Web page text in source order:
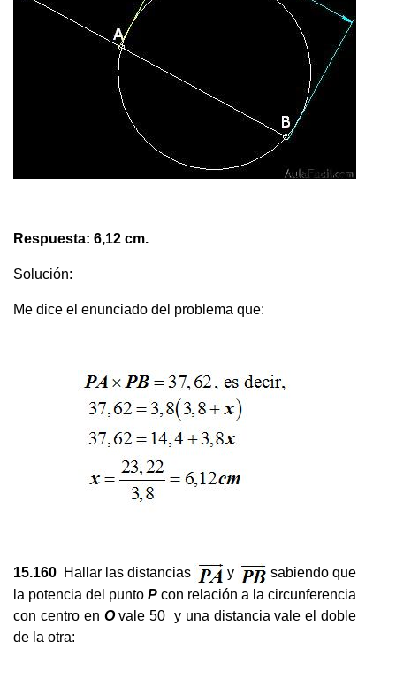
Respuesta: 6,12 cm.
Solución:
Me dice el enunciado del problema que:
15.160 Hallar las distancias y
sabiendo que
la potencia del punto P con relación a la circunferencia
con centro en Ovale 50 y una distancia vale el doble
de la otra: